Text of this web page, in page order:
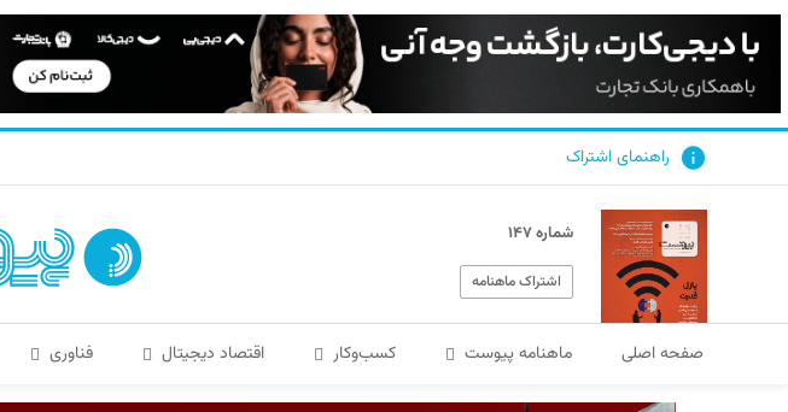
راهنمای اشتراک
شماره ۱۴۷
اشتراک ماهنامه
صفحه اصلی ماهنامه پیوست کسب‌و‌کار اقتصاد دیجیتال فناوری